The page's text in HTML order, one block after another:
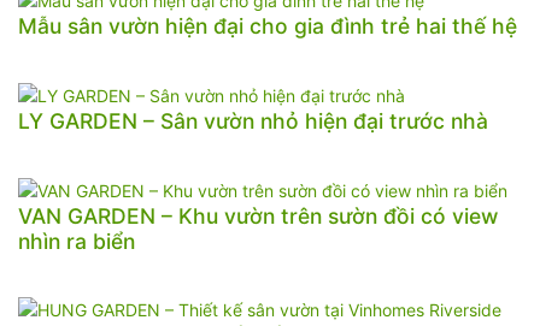
Mẫu sân vườn hiện đại cho gia đình trẻ hai thế hệ
LY GARDEN – Sân vườn nhỏ hiện đại trước nhà
VAN GARDEN – Khu vườn trên sườn đồi có view
nhìn ra biển